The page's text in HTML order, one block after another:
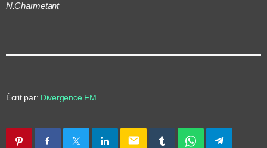
N.Charmetant
Écrit par: Divergence FM
email